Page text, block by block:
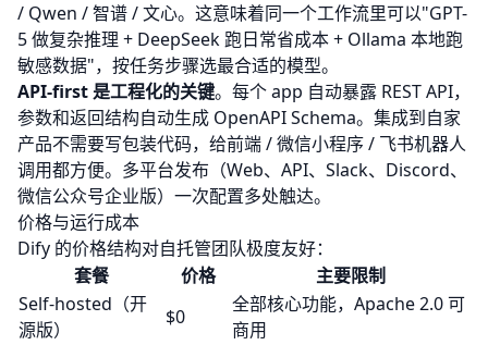
/ Qwen / 智谱 / 文心。这意味着同一个工作流里可以"GPT-
5 做复杂推理 + DeepSeek 跑日常省成本 + Ollama 本地跑
敏感数据"，按任务步骤选最合适的模型。
API-first 是工程化的关键。每个 app 自动暴露 REST API，
参数和返回结构自动生成 OpenAPI Schema。集成到自家
产品不需要写包装代码，给前端 / 微信小程序 / 飞书机器人
调用都方便。多平台发布（Web、API、Slack、Discord、
微信公众号企业版）一次配置多处触达。
价格与运行成本
Dify 的价格结构对自托管团队极度友好：
套餐
价格
主要限制
Self-hosted（开
源版）
$0
全部核心功能，Apache 2.0 可
商用